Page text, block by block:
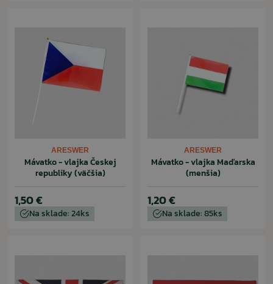
ARESWER
Mávatko - vlajka Českej
republiky (väčšia)
1,50 €
Na sklade: 24ks
ARESWER
Mávatko - vlajka Maďarska
(menšia)
1,20 €
Na sklade: 85ks